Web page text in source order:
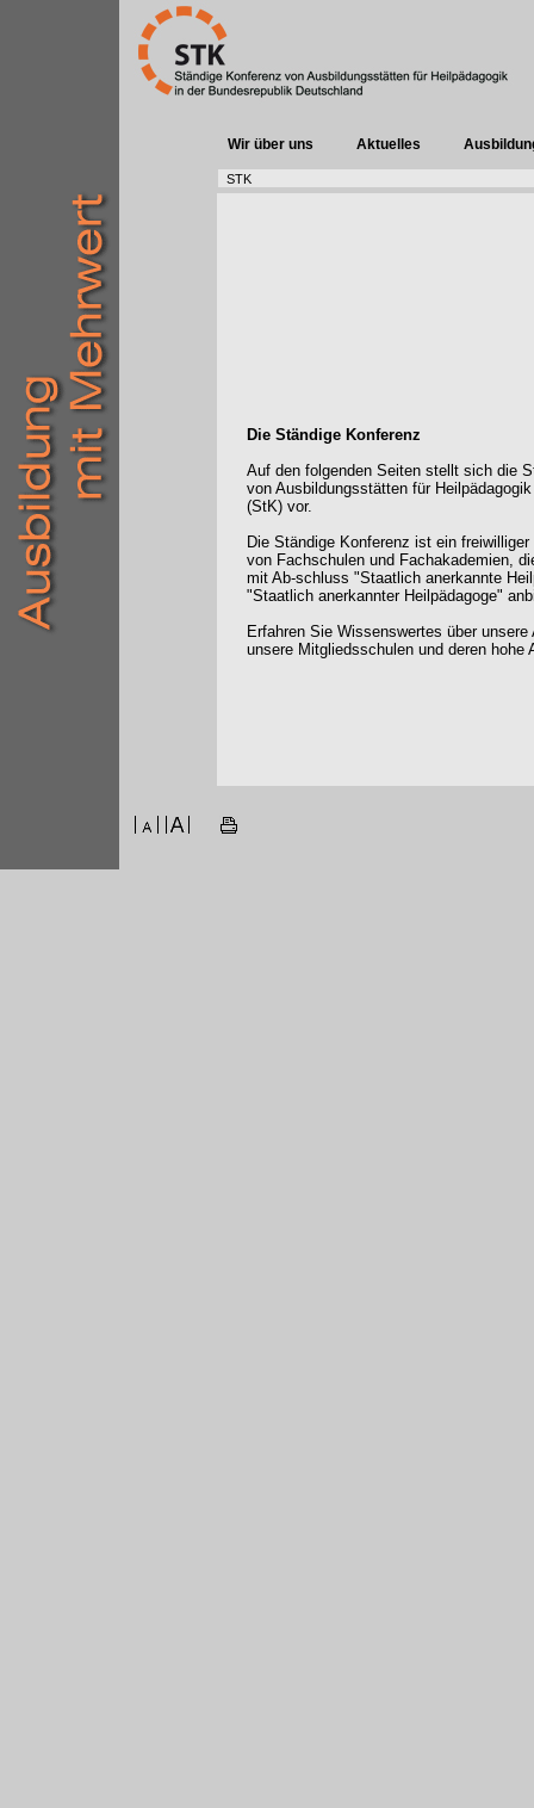
Wir über uns Aktuelles
STK
Die Ständige Konferenz
Auf den folgenden Seiten stellt sich die
von Ausbildungsstätten für
(StK) vor.
Die Ständige Konferenz ist ein
von Fachschulen und Fachakademien,
mit Ab-schluss "Staatlich anerkannte
"Staatlich anerkannter Heilpädagoge"
Erfahren Sie Wissenswertes über
unsere Mitgliedsschulen und deren hohe